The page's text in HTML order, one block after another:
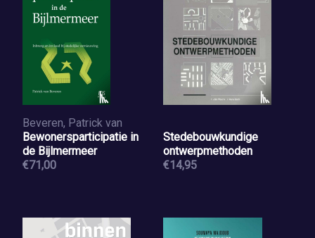
Beveren, Patrick van
Bewonersparticipatie in
de Bijlmermeer
€71,00
Stedebouwkundige
ontwerpmethoden
€14,95